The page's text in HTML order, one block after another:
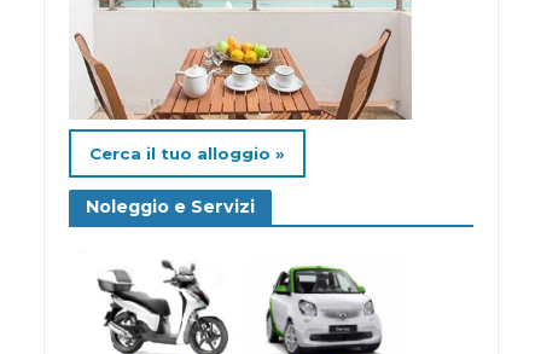
Cerca il tuo alloggio »
Noleggio e Servizi